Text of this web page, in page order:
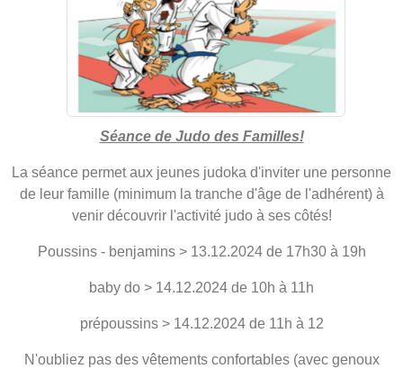
Séance de Judo des Familles!
La séance permet aux jeunes judoka d'inviter une personne
de leur famille (minimum la tranche d'âge de l'adhérent) à
venir découvrir l'activité judo à ses côtés!
Poussins - benjamins > 13.12.2024 de 17h30 à 19h
baby do > 14.12.2024 de 10h à 11h
prépoussins > 14.12.2024 de 11h à 12
N'oubliez pas des vêtements confortables (avec genoux